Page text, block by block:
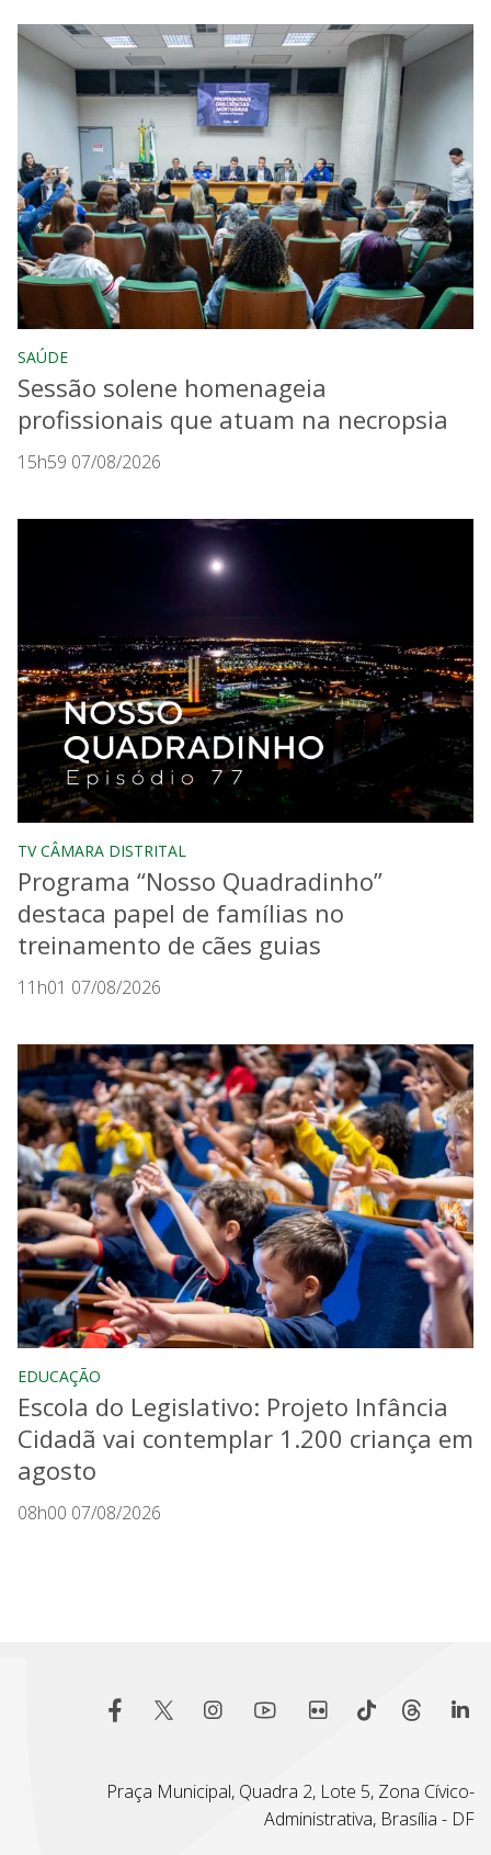
SAÚDE
Sessão solene homenageia
profissionais que atuam na necropsia
15h59 07/08/2026
TV CÂMARA DISTRITAL
Programa “Nosso Quadradinho”
destaca papel de famílias no
treinamento de cães guias
11h01 07/08/2026
EDUCAÇÃO
Escola do Legislativo: Projeto Infância
Cidadã vai contemplar 1.200 criança em
agosto
08h00 07/08/2026
Praça Municipal, Quadra 2, Lote 5, Zona Cívico-
Administrativa, Brasília - DF